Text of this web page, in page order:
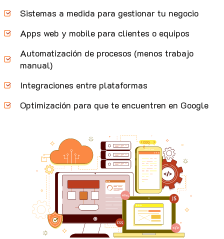
Sistemas a medida para gestionar tu negocio
Apps web y mobile para clientes o equipos
Automatización de procesos (menos trabajo
manual)
Integraciones entre plataformas
Optimización para que te encuentren en Google